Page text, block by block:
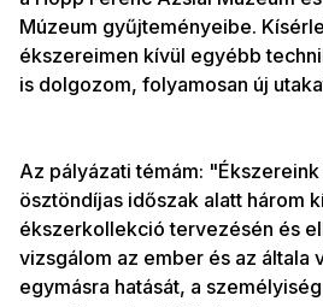
Múzeum gyűjteményeibe.
ékszereimen kívül egyébb
is dolgozom, folyamosan új
Az pályázati témám:
ösztöndíjas időszak alatt három
ékszerkollekció tervezésén és
vizsgálom az ember és az általa
egymásra hatását, a